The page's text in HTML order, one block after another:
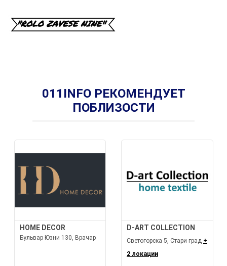
011INFO РЕКОМЕНДУЕТ
ПОБЛИЗОСТИ
HOME DECOR
Бульвар Юзни 130, Врачар
D-ART COLLECTION
Светогорска 5, Стари град +
2 локации